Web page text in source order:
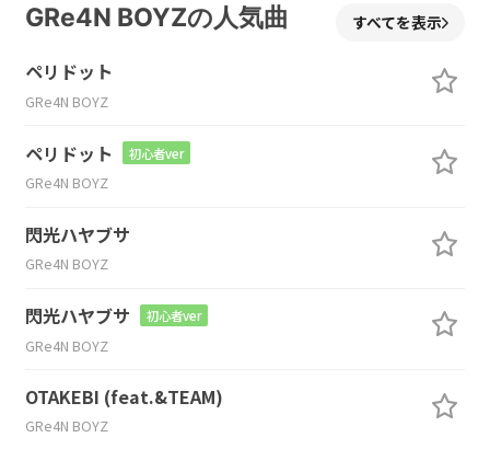
GRe4N BOYZの人気曲 すべてを表示
ペリドット
GRe4N BOYZ
ペリドット 初心者ver
GRe4N BOYZ
閃光ハヤブサ
GRe4N BOYZ
閃光ハヤブサ 初心者ver
GRe4N BOYZ
OTAKEBI (feat.&TEAM)
GRe4N BOYZ